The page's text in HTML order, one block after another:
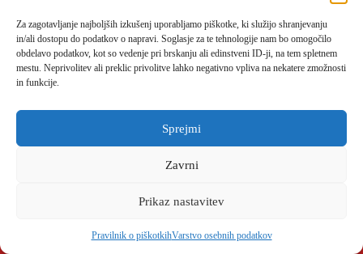
Za zagotavljanje najboljših izkušenj uporabljamo piškotke, ki služijo shranjevanju
in/ali dostopu do podatkov o napravi. Soglasje za te tehnologije nam bo omogočilo
obdelavo podatkov, kot so vedenje pri brskanju ali edinstveni ID-ji, na tem spletnem
mestu. Neprivolitev ali preklic privolitve lahko negativno vpliva na nekatere zmožnosti
in funkcije.
Sprejmi
Zavrni
Prikaz nastavitev
Pravilnik o piškotkihVarstvo osebnih podatkov
Kulturno s kulturo
RASTemo SKUPAJ
Biti blizu ljudem
Spletni Piškotki
Pravilnik o piškotkih (EU)
Izjava o dostopnosti